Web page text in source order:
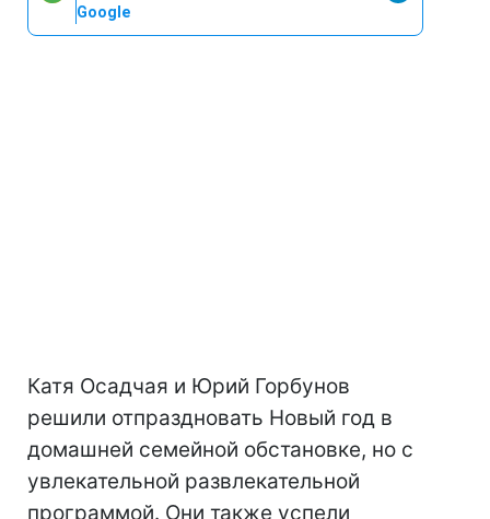
Google
Катя Осадчая и Юрий Горбунов
решили отпраздновать Новый год в
домашней семейной обстановке, но с
увлекательной развлекательной
программой. Они также успели